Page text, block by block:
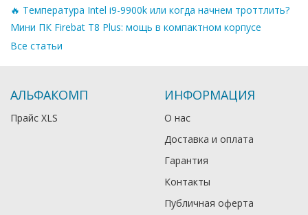
🔥 Температура Intel i9-9900k или когда начнем троттлить?
Мини ПК Firebat T8 Plus: мощь в компактном корпусе
Все статьи
АЛЬФАКОМП
Прайс XLS
ИНФОРМАЦИЯ
О нас
Доставка и оплата
Гарантия
Контакты
Публичная оферта